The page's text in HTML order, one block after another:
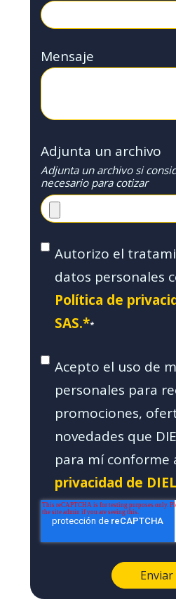
Mensaje
Adjunta un archivo
Adjunta un archivo si
necesario para cotizar
Autorizo el
datos personales
Política de
SAS.**
Acepto el uso de
personales para
promociones,
novedades que
para mí conforme
privacidad de